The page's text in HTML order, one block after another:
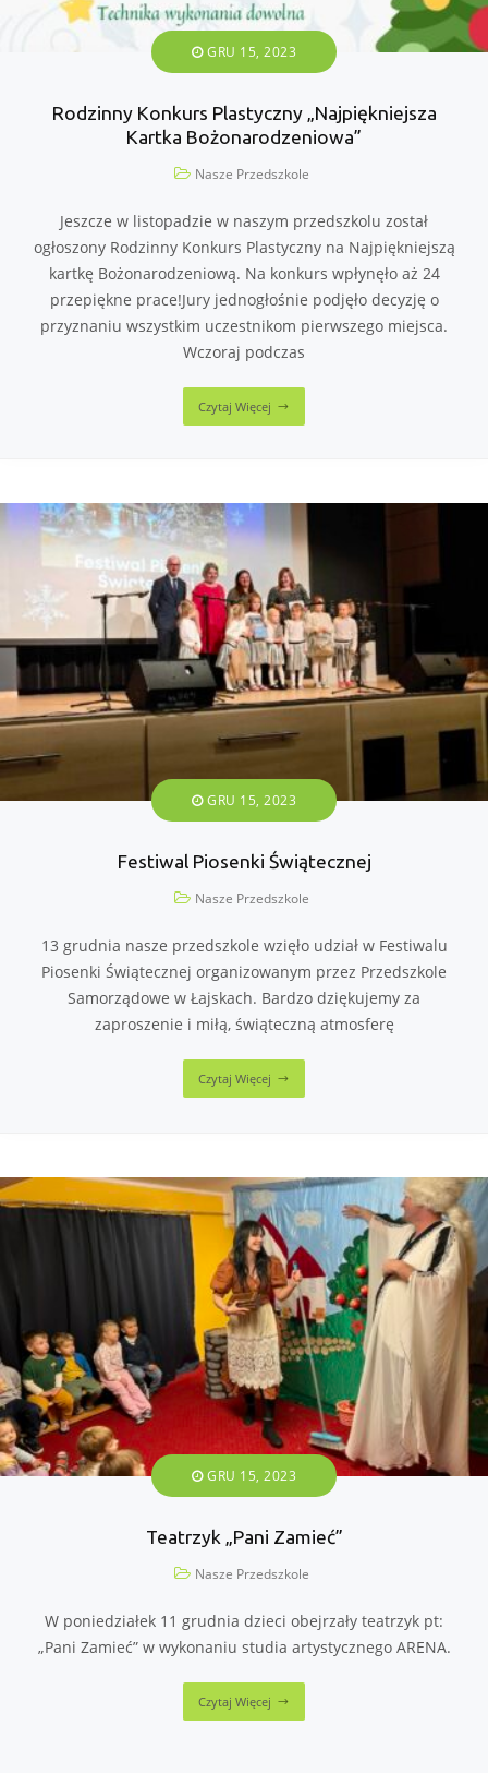
GRU 15, 2023
Rodzinny Konkurs Plastyczny „Najpiękniejsza
Kartka Bożonarodzeniowa”
Nasze Przedszkole
Jeszcze w listopadzie w naszym przedszkolu został
ogłoszony Rodzinny Konkurs Plastyczny na Najpiękniejszą
kartkę Bożonarodzeniową. Na konkurs wpłynęło aż 24
przepiękne prace!Jury jednogłośnie podjęło decyzję o
przyznaniu wszystkim uczestnikom pierwszego miejsca.
Wczoraj podczas
Czytaj Więcej
GRU 15, 2023
Festiwal Piosenki Świątecznej
Nasze Przedszkole
13 grudnia nasze przedszkole wzięło udział w Festiwalu
Piosenki Świątecznej organizowanym przez Przedszkole
Samorządowe w Łajskach. Bardzo dziękujemy za
zaproszenie i miłą, świąteczną atmosferę
Czytaj Więcej
GRU 15, 2023
Teatrzyk „Pani Zamieć”
Nasze Przedszkole
W poniedziałek 11 grudnia dzieci obejrzały teatrzyk pt:
„Pani Zamieć” w wykonaniu studia artystycznego ARENA.
Czytaj Więcej